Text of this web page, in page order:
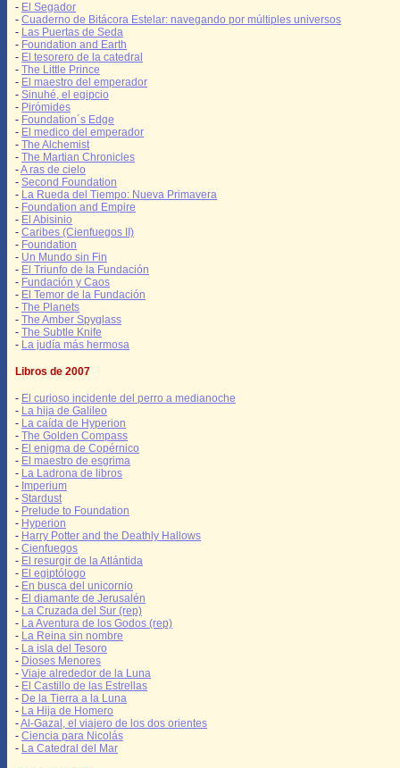
- El Segador
- Cuaderno de Bitácora Estelar: navegando por múltiples universos
- Las Puertas de Seda
- Foundation and Earth
- El tesorero de la catedral
- The Little Prince
- El maestro del emperador
- Sinuhé, el egipcio
- Pirómides
- Foundation´s Edge
- El medico del emperador
- The Alchemist
- The Martian Chronicles
-A ras de cielo
- Second Foundation
- La Rueda del Tiempo: Nueva Primavera
- Foundation and Empire
- El Abisinio
- Caribes (Cienfuegos II)
- Foundation
- Un Mundo sin Fin
- El Triunfo de la Fundación
- Fundación y Caos
- El Temor de la Fundación
- The Planets
- The Amber Spyglass
- The Subtle Knife
- La judía más hermosa
Libros de 2007
- El curioso incidente del perro a medianoche
- La hija de Galileo
- La caída de Hyperion
- The Golden Compass
- El enigma de Copérnico
- El maestro de esgrima
- La Ladrona de libros
- Imperium
- Stardust
- Prelude to Foundation
- Hyperion
- Harry Potter and the Deathly Hallows
- Cienfuegos
- El resurgir de la Atlántida
- El egiptólogo
- En busca del unicornio
- El diamante de Jerusalén
- La Cruzada del Sur (rep)
- La Aventura de los Godos (rep)
- La Reina sin nombre
- La isla del Tesoro
- Dioses Menores
- Viaje alrededor de la Luna
- El Castillo de las Estrellas
- De la Tierra a la Luna
- La Hija de Homero
-Al-Gazal, el viajero de los dos orientes
- Ciencia para Nicolás
- La Catedral del Mar